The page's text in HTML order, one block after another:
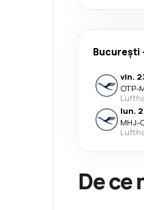
București
vin.
OTP-
lun.
MHJ-
De ce